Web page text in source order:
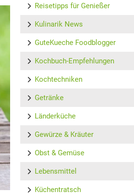
Reisetipps für Genießer
Kulinarik News
GuteKueche Foodblogger
Kochbuch-Empfehlungen
Kochtechniken
Getränke
Länderküche
Gewürze & Kräuter
Obst & Gemüse
Lebensmittel
Küchentratsch